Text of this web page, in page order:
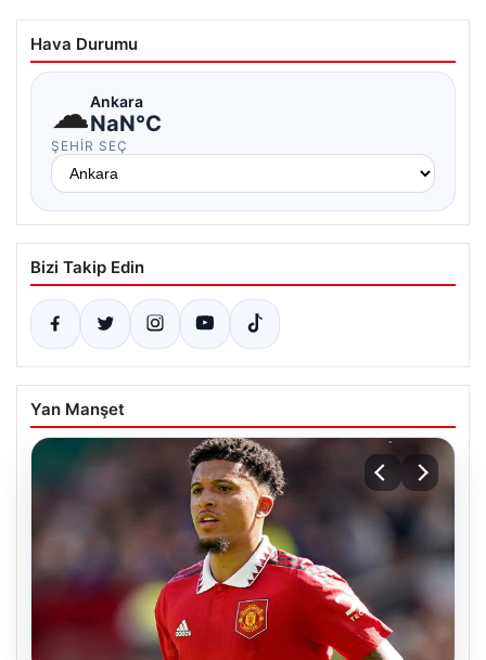
Hava Durumu
☁Ankara
NaN°C
ŞEHIR SEÇ
Bizi Takip Edin
Yan Manşet